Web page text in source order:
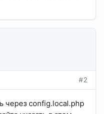
#2
через config.local.php